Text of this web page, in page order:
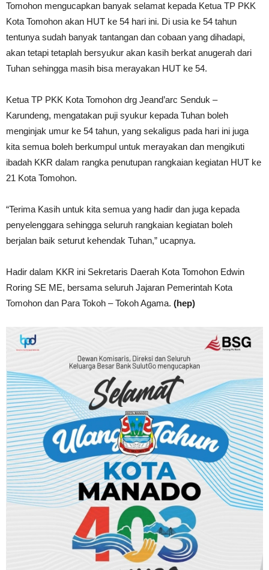
Tomohon mengucapkan banyak selamat kepada Ketua TP PKK
Kota Tomohon akan HUT ke 54 hari ini. Di usia ke 54 tahun
tentunya sudah banyak tantangan dan cobaan yang dihadapi,
akan tetapi tetaplah bersyukur akan kasih berkat anugerah dari
Tuhan sehingga masih bisa merayakan HUT ke 54.
Ketua TP PKK Kota Tomohon drg Jeand’arc Senduk –
Karundeng, mengatakan puji syukur kepada Tuhan boleh
menginjak umur ke 54 tahun, yang sekaligus pada hari ini juga
kita semua boleh berkumpul untuk merayakan dan mengikuti
ibadah KKR dalam rangka penutupan rangkaian kegiatan HUT ke
21 Kota Tomohon.
“Terima Kasih untuk kita semua yang hadir dan juga kepada
penyelenggara sehingga seluruh rangkaian kegiatan boleh
berjalan baik seturut kehendak Tuhan,” ucapnya.
Hadir dalam KKR ini Sekretaris Daerah Kota Tomohon Edwin
Roring SE ME, bersama seluruh Jajaran Pemerintah Kota
Tomohon dan Para Tokoh – Tokoh Agama. (hep)